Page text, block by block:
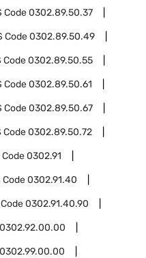
Code0302.89.50.37
Code0302.89.50.49
Code0302.89.50.55
Code0302.89.50.61
Code0302.89.50.67
Code0302.89.50.72
Code0302.91
Code0302.91.40
0302.91.40.90
0302.92.00.00
0302.99.00.00